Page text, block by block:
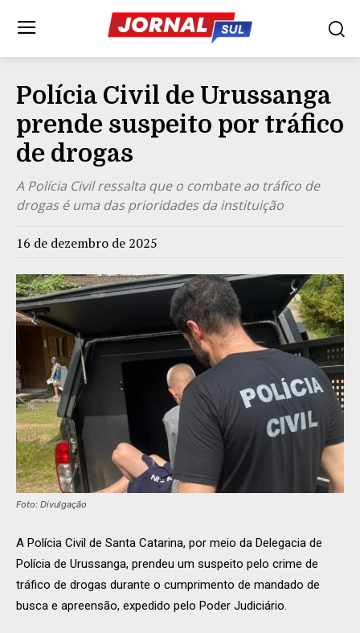
Polícia Civil de Urussanga
prende suspeito por tráfico
de drogas
A Polícia Civil ressalta que o combate ao tráfico de
drogas é uma das prioridades da instituição
16 de dezembro de 2025
Foto: Divulgação
A Polícia Civil de Santa Catarina, por meio da Delegacia de
Polícia de Urussanga, prendeu um suspeito pelo crime de
tráfico de drogas durante o cumprimento de mandado de
busca e apreensão, expedido pelo Poder Judiciário.